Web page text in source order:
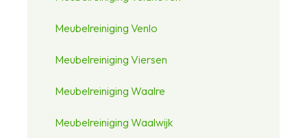
Meubelreiniging Venlo
Meubelreiniging Viersen
Meubelreiniging Waalre
Meubelreiniging Waalwijk